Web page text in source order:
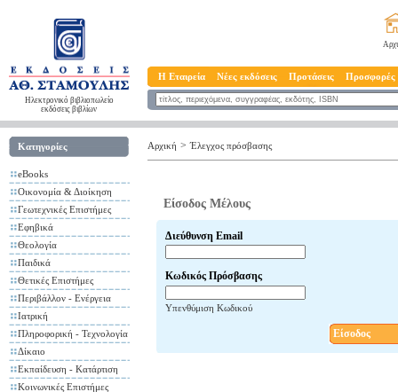
Ηλεκτρονικό βιβλιοπωλείο
εκδόσεις βιβλίων
Η Εταιρεία Νέες εκδόσεις Προτάσεις Προσφορές
Κατηγορίες
eBooks
Οικονομία & Διοίκηση
Γεωτεχνικές Επιστήμες
Εφηβικά
Θεολογία
Παιδικά
Θετικές Επιστήμες
Περιβάλλον - Ενέργεια
Ιατρική
Πληροφορική - Τεχνολογία
Δίκαιο
Εκπαίδευση - Κατάρτιση
Κοινωνικές Επιστήμες
Αρχική > Έλεγχος πρόσβασης
Είσοδος Μέλους
Διεύθυνση Email
Κωδικός Πρόσβασης
Υπενθύμιση Κωδικού
Είσοδος